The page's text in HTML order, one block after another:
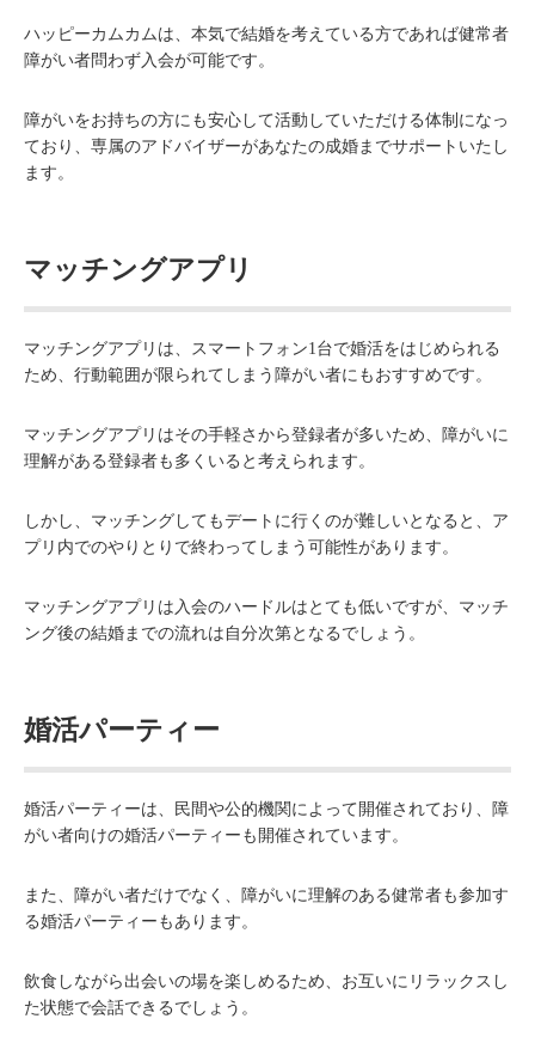
ハッピーカムカムは、本気で結婚を考えている方であれば健常者
障がい者問わず入会が可能です。
障がいをお持ちの方にも安心して活動していただける体制になっ
ており、専属のアドバイザーがあなたの成婚までサポートいたし
ます。
マッチングアプリ
マッチングアプリは、スマートフォン1台で婚活をはじめられる
ため、行動範囲が限られてしまう障がい者にもおすすめです。
マッチングアプリはその手軽さから登録者が多いため、障がいに
理解がある登録者も多くいると考えられます。
しかし、マッチングしてもデートに行くのが難しいとなると、ア
プリ内でのやりとりで終わってしまう可能性があります。
マッチングアプリは入会のハードルはとても低いですが、マッチ
ング後の結婚までの流れは自分次第となるでしょう。
婚活パーティー
婚活パーティーは、民間や公的機関によって開催されており、障
がい者向けの婚活パーティーも開催されています。
また、障がい者だけでなく、障がいに理解のある健常者も参加す
る婚活パーティーもあります。
飲食しながら出会いの場を楽しめるため、お互いにリラックスし
た状態で会話できるでしょう。